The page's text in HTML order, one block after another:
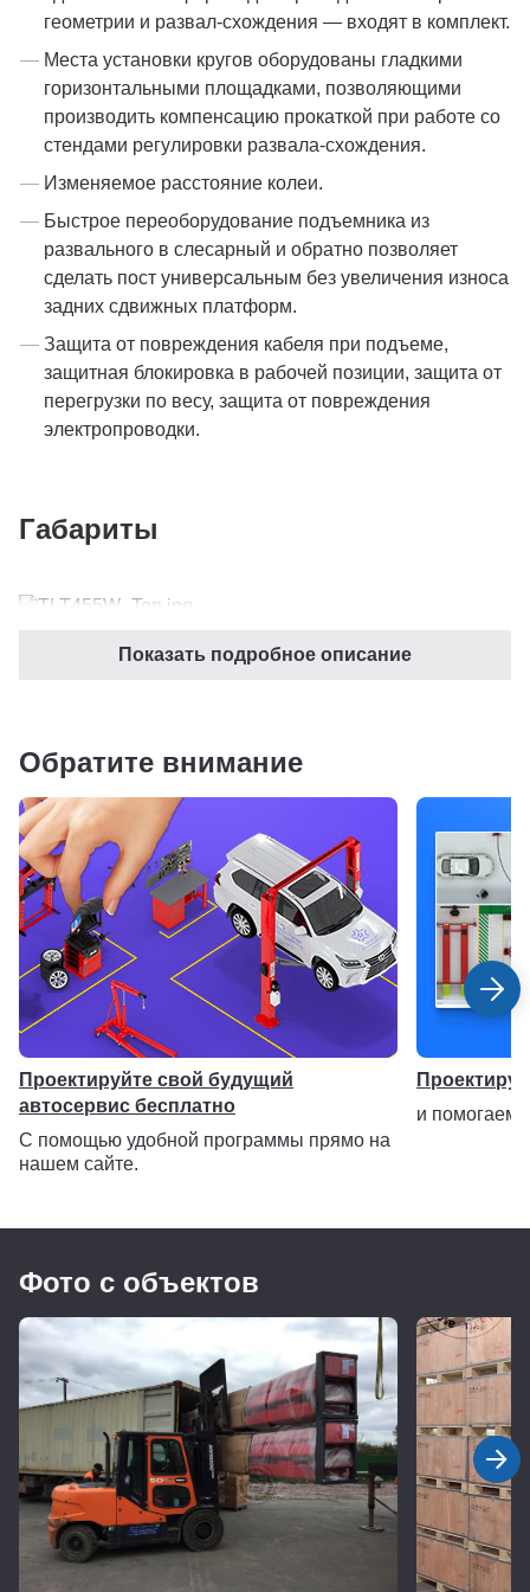
геометрии и развал-схождения — входят в комплект.
Места установки кругов оборудованы гладкими
горизонтальными площадками, позволяющими
производить компенсацию прокаткой при работе со
стендами регулировки развала-схождения.
Изменяемое расстояние колеи.
Быстрое переоборудование подъемника из
развального в слесарный и обратно позволяет
сделать пост универсальным без увеличения износа
задних сдвижных платформ.
Защита от повреждения кабеля при подъеме,
защитная блокировка в рабочей позиции, защита от
перегрузки по весу, защита от повреждения
электропроводки.
Габариты
Установочные размеры
Показать подробное описание
Обратите внимание
Проектируйте свой будущий
автосервис бесплатно
С помощью удобной программы прямо на
нашем сайте.
и помогаем
Фото с объектов